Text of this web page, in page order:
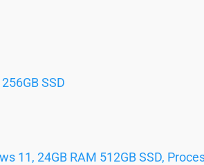
SSD
11, 24GB RAM 512GB SSD,